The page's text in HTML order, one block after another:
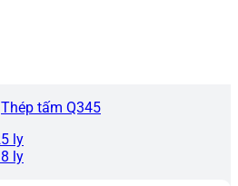
Thép tấm Q345